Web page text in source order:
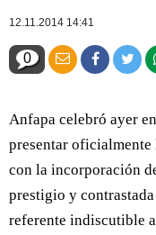
12.11.2014 14:41
0
Anfapa celebró ayer
presentar oficialmente
con la incorporación
prestigio y
referente indiscutible